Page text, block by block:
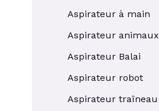
Aspirateur à main
Aspirateur animaux
Aspirateur Balai
Aspirateur robot
Aspirateur traîneau